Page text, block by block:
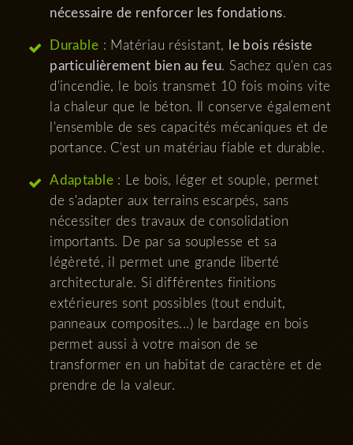
nécessaire de renforcer les fondations.
Durable : Matériau résistant,
le bois résiste
particulièrement bien au feu. Sachez qu'en cas
d'incendie, le bois transmet 10 fois moins vite
la chaleur que le béton. Il conserve également
l'ensemble de ses capacités mécaniques et de
portance. C'est un matériau fiable et durable.
Adaptable : Le bois, léger et souple, permet
de s'adapter aux terrains escarpés, sans
nécessiter des travaux de consolidation
importants. De par sa souplesse et sa
légèreté, il permet une grande liberté
architecturale. Si différentes finitions
extérieures sont possibles (tout enduit,
panneaux composites...) le bardage en bois
permet aussi à votre maison de se
transformer en un habitat de caractère et de
prendre de la valeur.